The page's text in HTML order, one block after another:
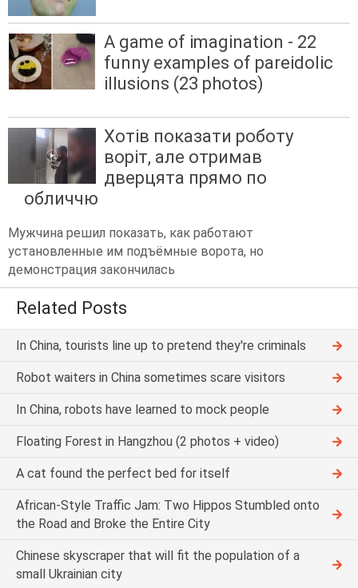
A game of imagination - 22
funny examples of pareidolic
illusions (23 photos)
Хотів показати роботу
воріт, але отримав
дверцята прямо по
обличчю
Мужчина решил показать, как работают
установленные им подъёмные ворота, но
демонстрация закончилась
Related Posts
In China, tourists line up to pretend they're criminals
Robot waiters in China sometimes scare visitors
In China, robots have learned to mock people
Floating Forest in Hangzhou (2 photos + video)
A cat found the perfect bed for itself
African-Style Traffic Jam: Two Hippos Stumbled onto
the Road and Broke the Entire City
Chinese skyscraper that will fit the population of a
small Ukrainian city